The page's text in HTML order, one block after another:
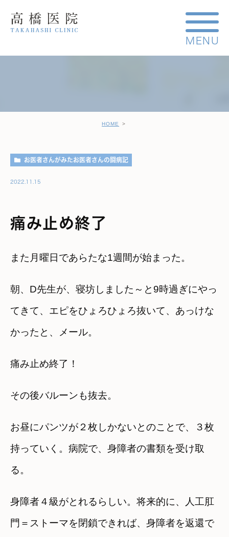
HOME
お医者さんがみたお医者さんの闘病記
2022.11.15
痛み止め終了
また月曜日であらたな1週間が始まった。
朝、D先生が、寝坊しました～と9時過ぎにやっ
てきて、エピをひょろひょろ抜いて、あっけな
かったと、メール。
痛み止め終了！
その後バルーンも抜去。
お昼にパンツが２枚しかないとのことで、３枚
持っていく。病院で、身障者の書類を受け取
る。
身障者４級がとれるらしい。将来的に、人工肛
門＝ストーマを閉鎖できれば、身障者を返還で